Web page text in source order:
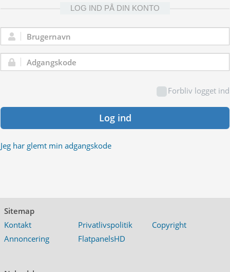
LOG IND PÅ DIN KONTO
Brugernavn:
Adgangskode:
Forbliv logget ind
Log ind
Jeg har glemt min adgangskode
Sitemap
Kontakt
Privatlivspolitik
Copyright
Annoncering
FlatpanelsHD